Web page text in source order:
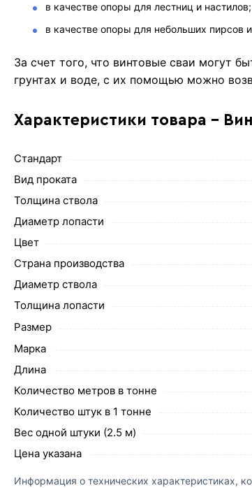
в качестве опоры для лестниц и настилов;
в качестве опоры для небольших пирсов
За счет того, что винтовые сваи могут
грунтах и воде, с их помощью можно
Характеристики товара -
Стандарт
Вид проката
Толщина ствола
Диаметр лопасти
Цвет
Страна производства
Диаметр ствола
Толщина лопасти
Размер
Марка
Длина
Количество метров в тонне
Количество штук в 1 тонне
Вес одной штуки (2.5 м)
Цена указана
Информация о технических характеристиках,